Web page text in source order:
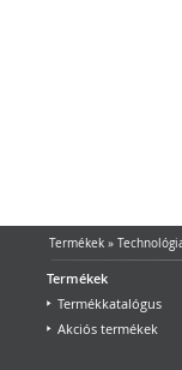
Termékek»
Termékek
Termékkatalógus
Akciós termékek